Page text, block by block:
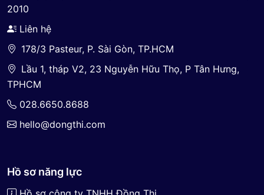
2010
Liên hệ
178/3 Pasteur, P. Sài Gòn, TP.HCM
Lầu 1, tháp V2, 23 Nguyễn Hữu Thọ, P Tân Hưng,
TPHCM
028.6650.8688
hello@dongthi.com
Hồ sơ năng lực